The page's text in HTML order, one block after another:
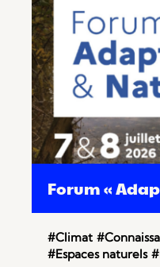
Forum «
#Climat
#Espaces naturels